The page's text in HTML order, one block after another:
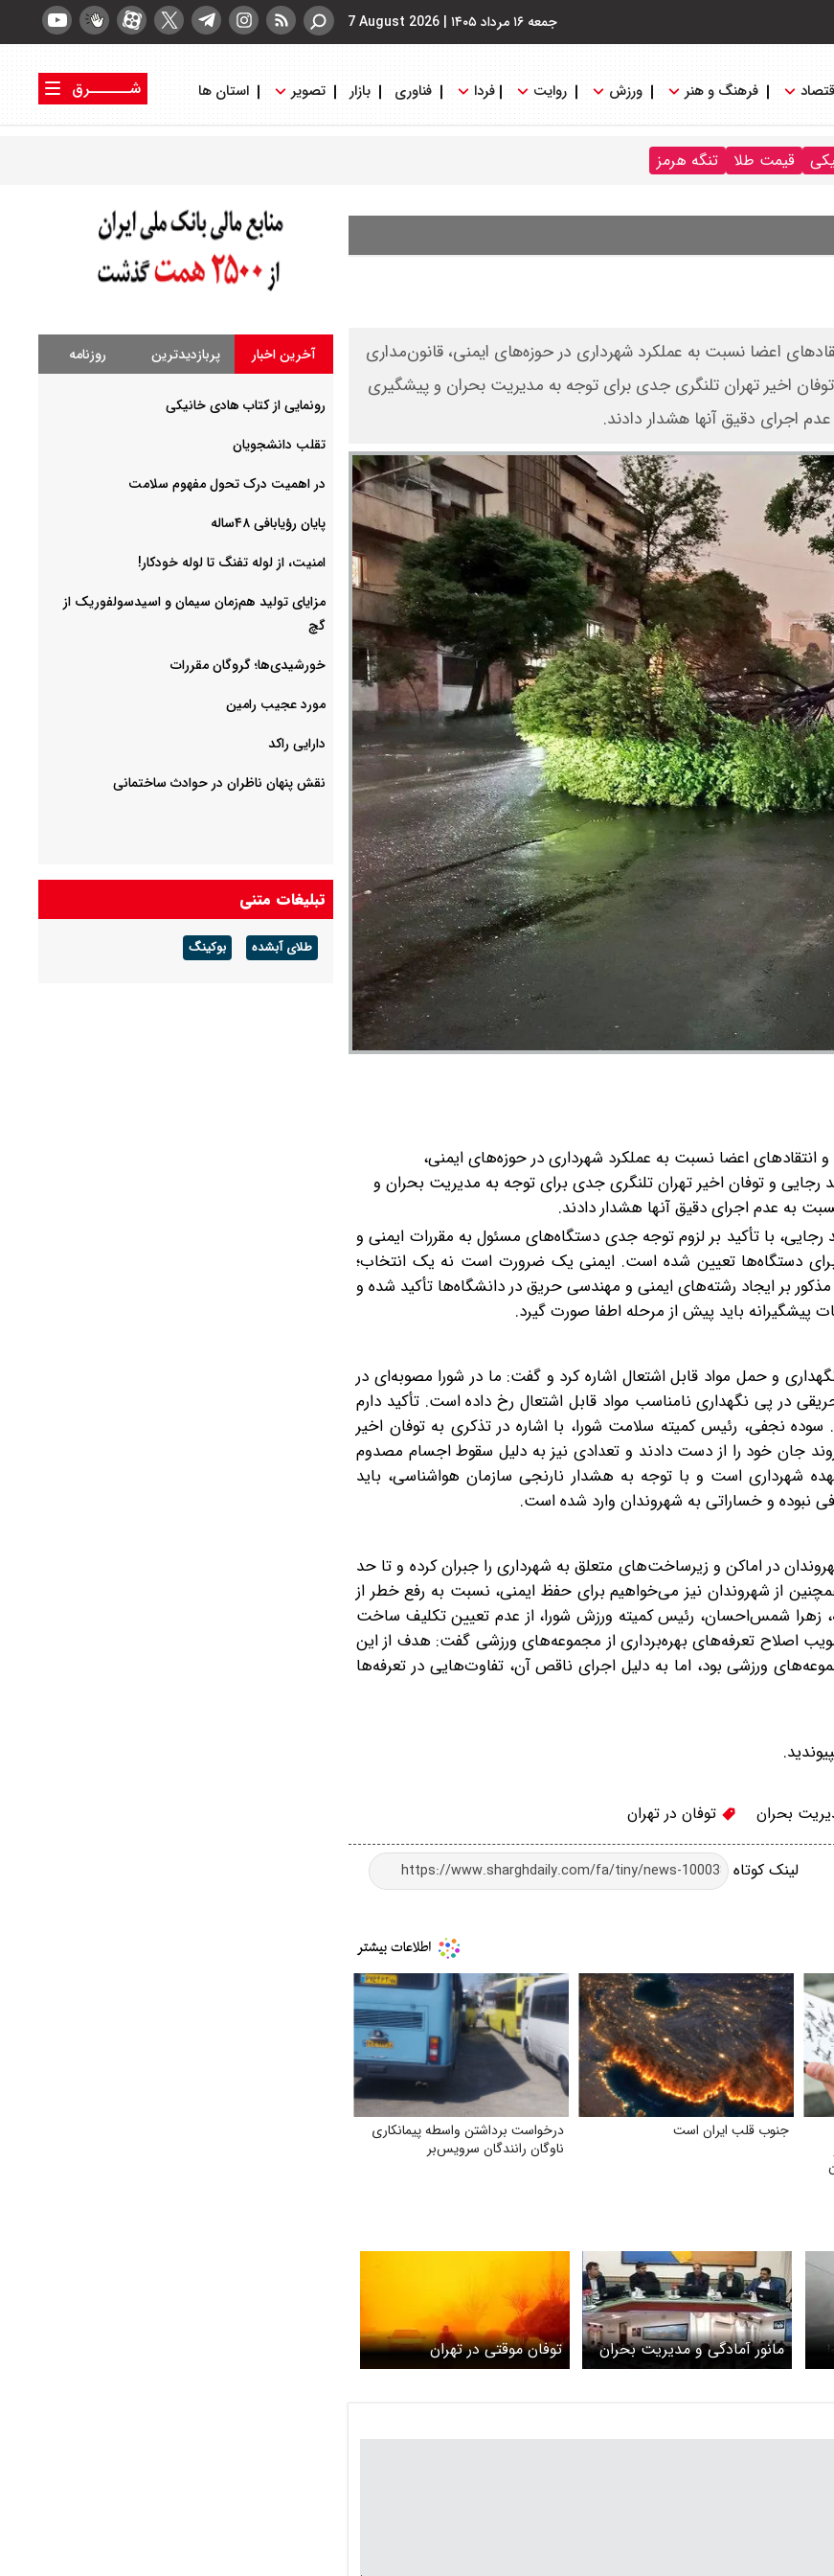
جمعه ۱۶ مرداد ۱۴۰۵ |
7 August 2026
فرهنگ و هنر ورزش روایت فردا فناوری بازار تصویر استان ها
شــــــرق
قیمت طلا تنگه هرمز
اعضا نسبت به عملکرد شهرداری در حوزه‌های ایمنی، قانون‌مداری
اخیر تهران تلنگری جدی برای توجه به مدیریت بحران و پیشگیری
اجرای دقیق آنها هشدار دادند.
اعضا نسبت به عملکرد شهرداری در حوزه‌های ایمنی،
و توفان اخیر تهران تلنگری جدی برای توجه به مدیریت بحران و
به عدم اجرای دقیق آنها هشدار دادند.
با تأکید بر لزوم توجه جدی دستگاه‌های مسئول به مقررات ایمنی و
دستگاه‌ها تعیین شده است. ایمنی یک ضرورت است نه یک انتخاب؛
بر ایجاد رشته‌های ایمنی و مهندسی حریق در دانشگاه‌ها تأکید شده و
باید پیش از مرحله اطفا‌ صورت گیرد.
و حمل مواد قابل اشتعال اشاره کرد و گفت: ما در شورا مصوبه‌ای در
در پی نگهداری نامناسب مواد قابل اشتعال رخ داده است. تأکید دارم
نجفی، رئیس کمیته سلامت شورا، با اشاره در تذکری به توفان اخیر
جان خود را از دست دادند و تعدادی نیز به دلیل سقوط اجسام مصدوم
شهرداری است و با توجه به هشدار نارنجی سازمان هواشناسی، باید
نبوده و خساراتی به شهروندان وارد شده است.
در اماکن و زیرساخت‌های متعلق به شهرداری را جبران کرده و تا حد
از شهروندان نیز می‌خواهیم برای حفظ ایمنی، نسبت به رفع خطر از
زهرا شمس‌احسان، رئیس کمیته ورزش شورا، از عدم تعیین تکلیف ساخت
اصلاح تعرفه‌های بهره‌برداری از مجموعه‌های ورزشی گفت: هدف از این
ورزشی بود، اما به دلیل اجرای ناقص آن، تفاوت‌هایی در تعرفه‌ها
بحران توفان در تهران
لینک کوتاه
جنوب قلب ایران است
درخواست برداشتن واسطه پیمانکاری
ناوگان رانندگان سرویس‌بر
مانور آمادگی و مدیریت بحران
در بافت تاریخی بوشهر برگزار
توفان موقتی در تهران
آخرین اخبار پربازدیدترین روزنامه
رونمایی از کتاب هادی خانیکی
‌تقلب دانشجویان
در اهمیت درک تحول مفهوم سلامت
پایان رؤیابافی ۴۸ساله
امنیت، از لوله تفنگ تا ‌لوله خودکار!
مزایای تولید هم‌زمان سیمان و اسیدسولفوریک از
گچ
خورشیدی‌ها؛ گروگان مقررات
مورد عجیب رامین
دارایی راکد
نقش پنهان ناظران در حوادث ساختمانی
تبلیغات متنی
طلای آبشده بوکینگ